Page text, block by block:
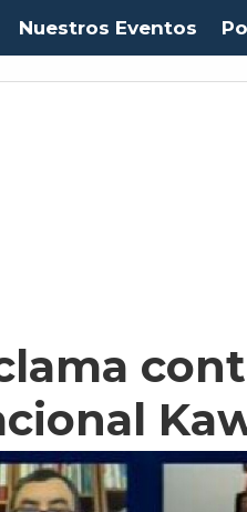
Nuestros Eventos